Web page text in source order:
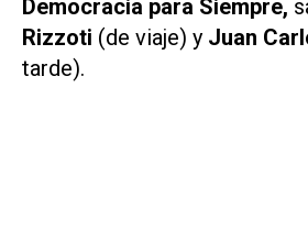
Democracia para Siempre,
Rizzoti (de viaje) y Juan
tarde).